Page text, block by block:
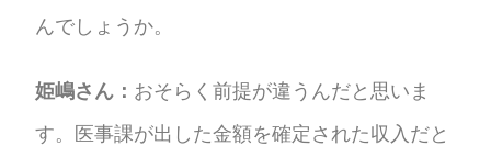
んでしょうか。
姫嶋さん： おそらく前提が違うんだと思いま
す。医事課が出した金額を確定された収入だと